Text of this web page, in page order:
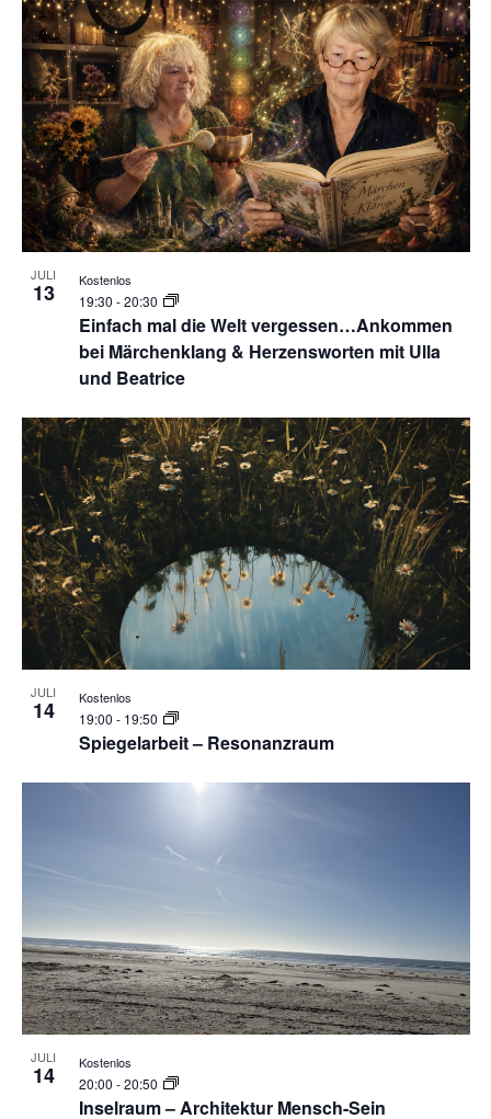
JULI
13
Einfach mal die Welt vergessen…Ankommen
bei Märchenklang & Herzensworten mit Ulla
und Beatrice
19:30 -20:30
Kostenlos
JULI
14
Spiegelarbeit – Resonanzraum
19:00 - 19:50
Kostenlos
JULI
14
Inselraum – Architektur Mensch-Sein
20:00 -20:50
Kostenlos